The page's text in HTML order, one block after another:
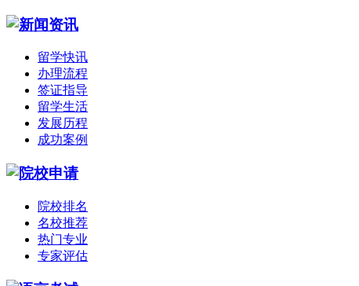
留学快讯
办理流程
签证指导
留学生活
发展历程
成功案例
院校排名
名校推荐
热门专业
专家评估